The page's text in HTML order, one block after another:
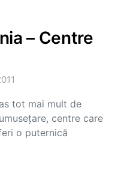
– Centre
tot mai mult de
centre care
o puternică